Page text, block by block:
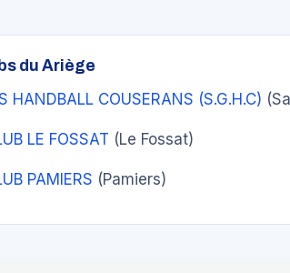
du Ariège
HANDBALL COUSERANS (S.G.H.C)
LE FOSSAT (Le Fossat)
PAMIERS (Pamiers)